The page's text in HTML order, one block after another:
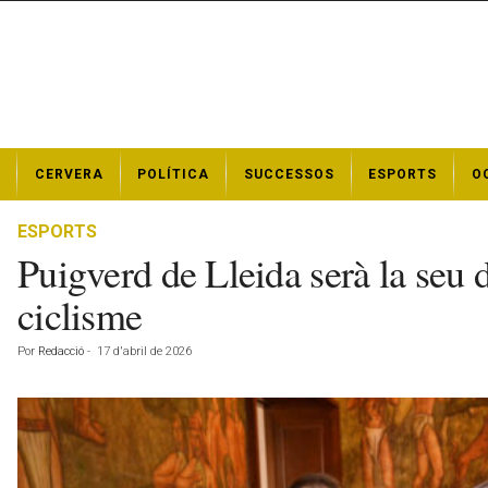
t
CERVERA POLÍTICA SUCCESSOS ESPORTS
ESPORTS
Puigverd de Lleida serà la seu
ciclisme
Por Redacció - 17 d'abril de 2026